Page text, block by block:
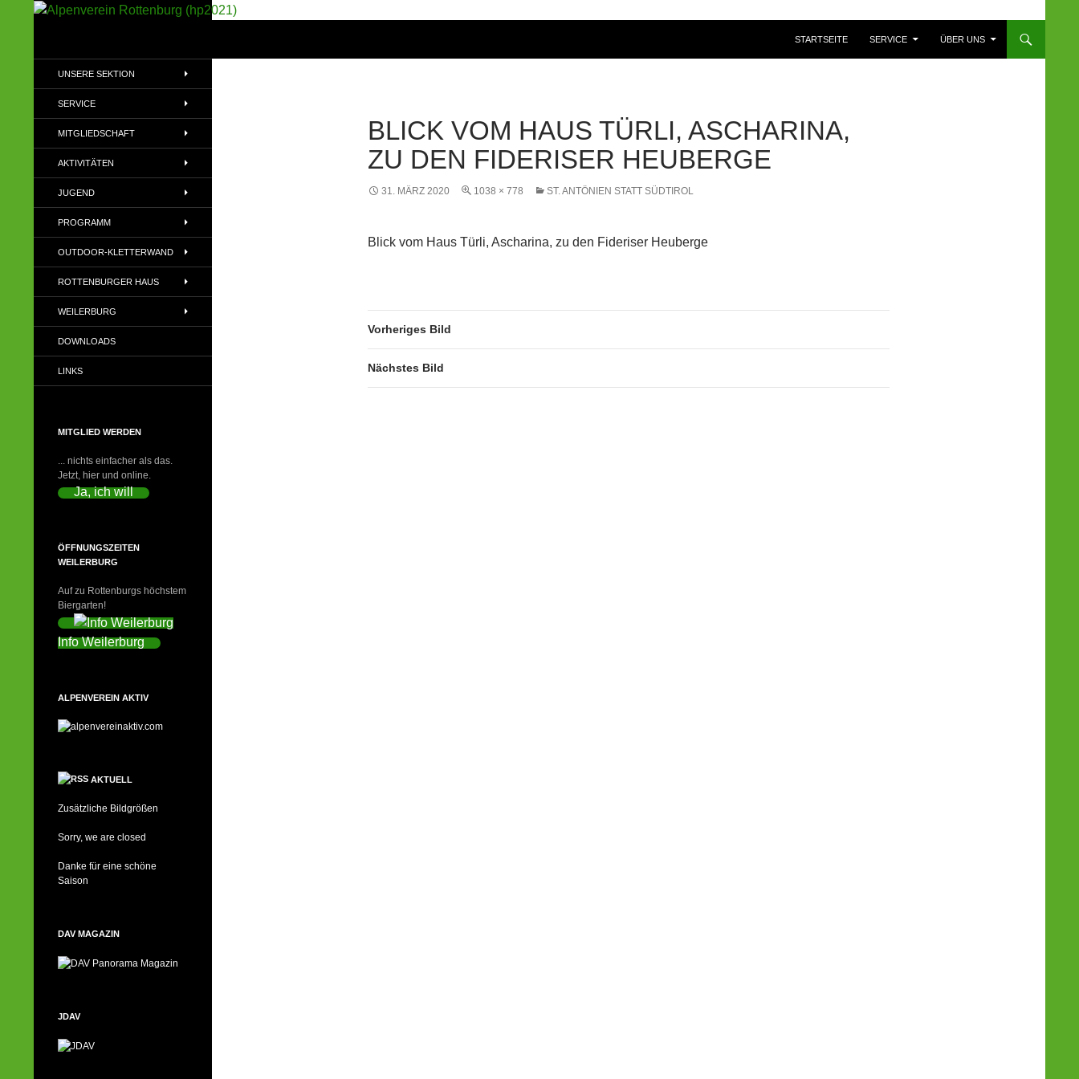
STARTSEITE
SERVICE ÜBER UNS
BLICK VOM HAUS TÜRLI, ASCHARINA,
ZU DEN FIDERISER HEUBERGE
31. MÄRZ 2020 1038 × 778 ST. ANTÖNIEN STATT SÜDTIROL
Blick vom Haus Türli, Ascharina, zu den Fideriser Heuberge
Vorheriges Bild
Nächstes Bild
(DAV)
UNSERE SEKTION
SERVICE
MITGLIEDSCHAFT
AKTIVITÄTEN
JUGEND
PROGRAMM
OUTDOOR-KLETTERWAND
ROTTENBURGER HAUS
WEILERBURG
DOWNLOADS
LINKS
MITGLIED WERDEN
... nichts einfacher als das.
Jetzt, hier und online.
Ja, ich will
ÖFFNUNGSZEITEN
WEILERBURG
Auf zu Rottenburgs höchstem
Biergarten!
Info Weilerburg
ALPENVEREIN AKTIV
AKTUELL
Zusätzliche Bildgrößen
Sorry, we are closed
Danke für eine schöne
Saison
DAV MAGAZIN
JDAV